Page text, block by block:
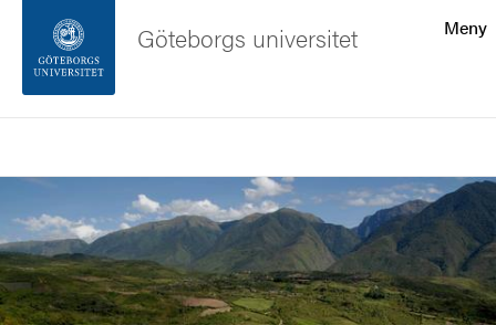
Sidfoten
Om webbplatsen
Meny
Göteborgs universitet
Bild